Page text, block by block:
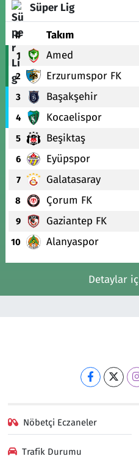
Süper Lig
# Takım
1 Amed
2 Erzurumspor FK
3 Başakşehir
4 Kocaelispor
5 Beşiktaş
6 Eyüpspor
7 Galatasaray
8 Çorum FK
9 Gaziantep FK
10 Alanyaspor
Detaylar
Nöbetçi Eczaneler
Trafik Durumu